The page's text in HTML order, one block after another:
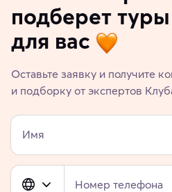
подберет туры
для вас
Оставьте заявку и получите
и подборку от экспертов
Имя
Номер телефона